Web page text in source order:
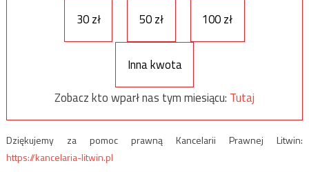
30 zł
50 zł 100 zł
Inna kwota
Zobacz kto wparł nas tym miesiącu: Tutaj
Dziękujemy za pomoc prawną Kancelarii Prawnej Litwin:
https://kancelaria-litwin.pl